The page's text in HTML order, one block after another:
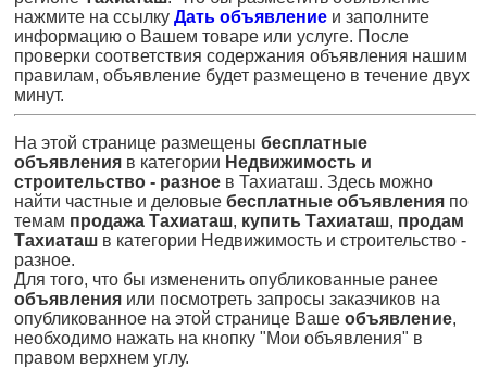
нажмите на ссылку Дать объявление и заполните
информацию о Вашем товаре или услуге. После
проверки соответствия содержания объявления нашим
правилам, объявление будет размещено в течение двух
минут.
На этой странице размещены бесплатные
объявления в категории Недвижимость и
строительство - разное в Тахиаташ. Здесь можно
найти частные и деловые бесплатные объявления по
темам продажа Тахиаташ, купить Тахиаташ, продам
Тахиаташ в категории Недвижимость и строительство -
разное.
Для того, что бы измененить опубликованные ранее
объявления или посмотреть запросы заказчиков на
опубликованное на этой странице Ваше объявление,
необходимо нажать на кнопку "Мои объявления" в
правом верхнем углу.